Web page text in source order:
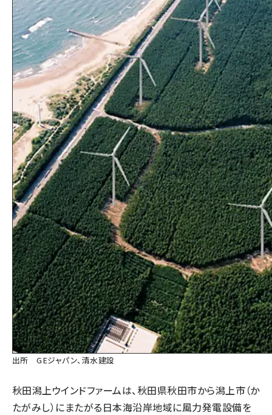
出所 GEジャパン、清水建設
秋田潟上ウインドファームは、秋田県秋田市から潟上市（か
たがみし）にまたがる日本海沿岸地域に風力発電設備を